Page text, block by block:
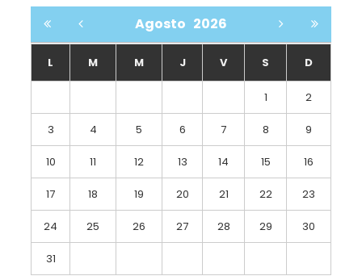
Agosto 2026
L M M J V S D
1 2
3 4 5 6 7 8 9
10 11 12 13 14 15 16
17 18 19 20 21 22 23
24 25 26 27 28 29 30
31